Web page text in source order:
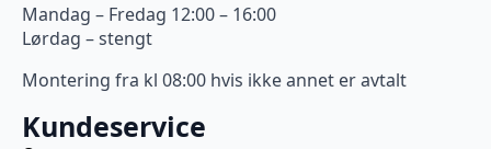
Mandag – Fredag 12:00 – 16:00
Lørdag – stengt
Montering fra kl 08:00 hvis ikke annet er avtalt
Kundeservice